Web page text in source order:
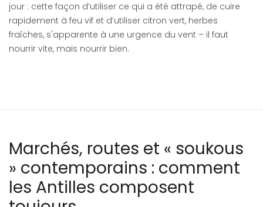
jour : cette façon d’utiliser ce qui a été attrapé, de cuire
rapidement à feu vif et d’utiliser citron vert, herbes
fraîches, s'apparente à une urgence du vent – il faut
nourrir vite, mais nourrir bien.
Marchés, routes et « soukous
» contemporains : comment
les Antilles composent